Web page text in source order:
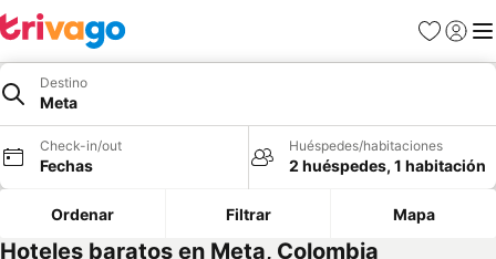
Favoritos
Iniciar
Destino
Meta
Check-in/out
Fechas
Huéspedes/habitaciones
2 huéspedes, 1 habitación
Ordenar Filtrar Mapa
Hoteles baratos en Meta, Colombia